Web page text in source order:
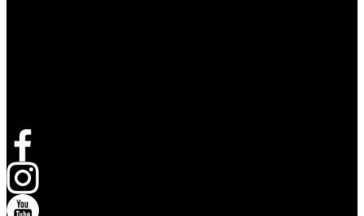
opent in een nieuw tabblad
opent in een nieuw tabblad
opent in een nieuw tabblad